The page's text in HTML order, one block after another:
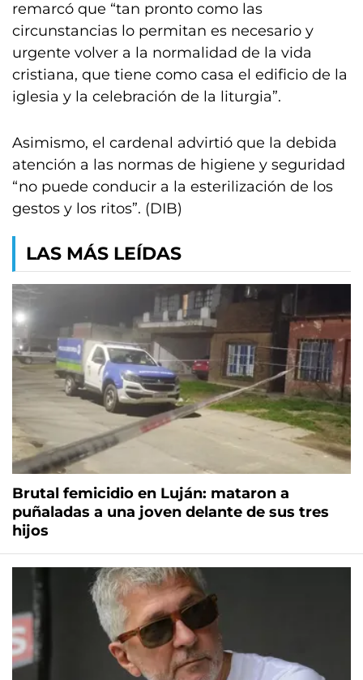
remarcó que “tan pronto como las
circunstancias lo permitan es necesario y
urgente volver a la normalidad de la vida
cristiana, que tiene como casa el edificio de la
iglesia y la celebración de la liturgia”.
Asimismo, el cardenal advirtió que la debida
atención a las normas de higiene y seguridad
“no puede conducir a la esterilización de los
gestos y los ritos”. (DIB)
LAS MÁS LEÍDAS
Brutal femicidio en Luján: mataron a
puñaladas a una joven delante de sus tres
hijos